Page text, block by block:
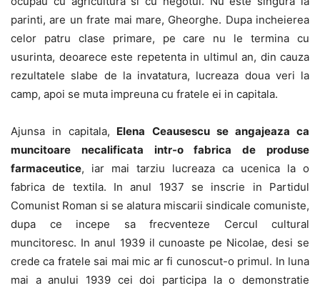
parinti, are un frate mai mare, Gheorghe. Dupa incheierea
celor patru clase primare, pe care nu le termina cu
usurinta, deoarece este repetenta in ultimul an, din cauza
rezultatele slabe de la invatatura, lucreaza doua veri la
camp, apoi se muta impreuna cu fratele ei in capitala.
Ajunsa in capitala, Elena Ceausescu se angajeaza ca
muncitoare necalificata intr-o fabrica de produse
farmaceutice, iar mai tarziu lucreaza ca ucenica la o
fabrica de textila. In anul 1937 se inscrie in Partidul
Comunist Roman si se alatura miscarii sindicale comuniste,
dupa ce incepe sa frecventeze Cercul cultural
muncitoresc. In anul 1939 il cunoaste pe Nicolae, desi se
crede ca fratele sai mai mic ar fi cunoscut-o primul. In luna
mai a anului 1939 cei doi participa la o demonstratie